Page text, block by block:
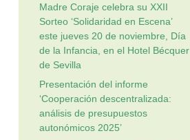
Madre Coraje celebra su XXII
Sorteo ‘Solidaridad en Escena’
este jueves 20 de noviembre, Día
de la Infancia, en el Hotel Bécquer
de Sevilla
Presentación del informe
‘Cooperación descentralizada:
análisis de presupuestos
autonómicos 2025’